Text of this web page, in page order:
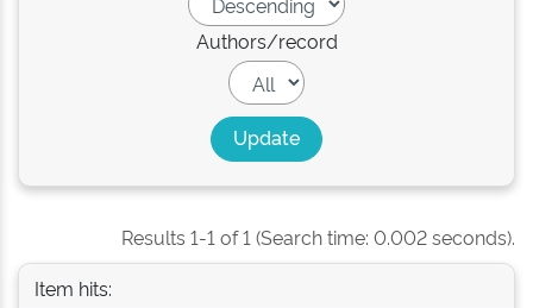
Authors/record
Results 1-1 of 1 (Search time: 0.002 seconds).
Item hits: